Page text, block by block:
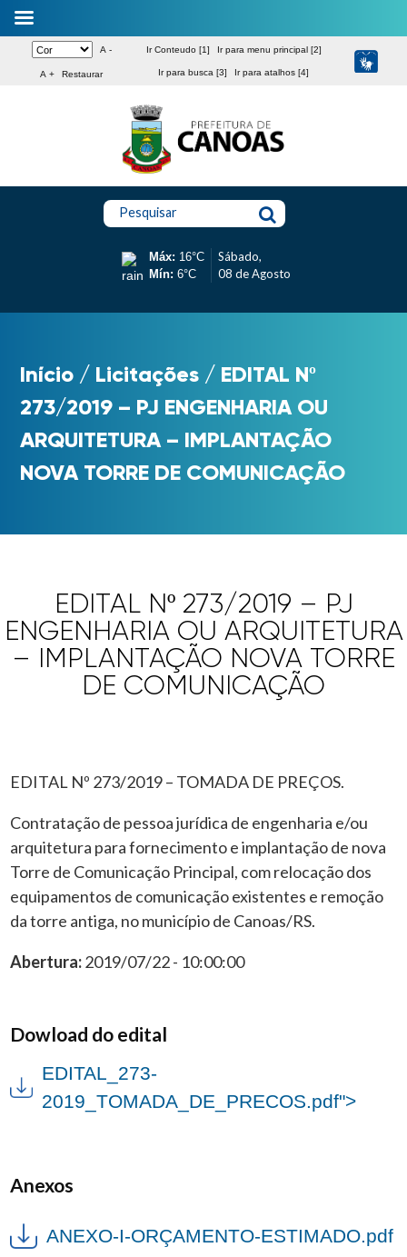
A -
A + Restaurar
Ir Conteudo [1] Ir para menu principal [2]
Ir para busca [3] Ir para atalhos [4]
Pesquisar
Máx: 16°C
Mín: 6°C
Sábado,
08 de Agosto
Início / Licitações / EDITAL Nº
273/2019 – PJ ENGENHARIA OU
ARQUITETURA – IMPLANTAÇÃO
NOVA TORRE DE COMUNICAÇÃO
EDITAL Nº 273/2019 – PJ
ENGENHARIA OU ARQUITETURA
– IMPLANTAÇÃO NOVA TORRE
DE COMUNICAÇÃO
EDITAL Nº 273/2019 – TOMADA DE PREÇOS.
Contratação de pessoa jurídica de engenharia e/ou
arquitetura para fornecimento e implantação de nova
Torre de Comunicação Principal, com relocação dos
equipamentos de comunicação existentes e remoção
da torre antiga, no município de Canoas/RS.
Abertura:2019/07/22 - 10:00:00
Dowload do edital
EDITAL_273-
2019_TOMADA_DE_PRECOS.pdf">
Anexos
ANEXO-I-ORÇAMENTO-ESTIMADO.pdf